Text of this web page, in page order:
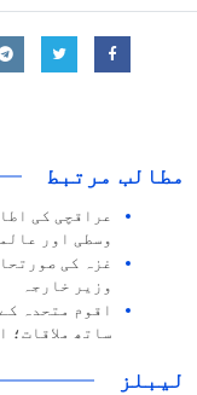
مطالب مرتبط
عراقچی کی
وسطی اور
غزہ کی
وزیر خارجہ
اقوم متحدہ
ساتھ ملاقات؛
لیبلز